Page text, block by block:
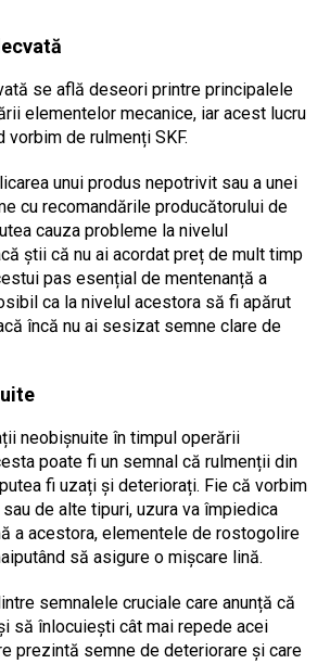
se află deseori printre principalele
elementelor mecanice, iar acest lucru
de rulmenți SKF.
unui produs nepotrivit sau a unei
cu recomandările producătorului de
cauza probleme la nivelul
știi că nu ai acordat preț de mult timp
pas esențial de mentenanță a
ca la nivelul acestora să fi apărut
încă nu ai sesizat semne clare de
neobișnuite în timpul operării
poate fi un semnal că rulmenții din
fi uzați și deteriorați. Fie că vorbim
sau de alte tipuri, uzura va împiedica
a acestora, elementele de rostogolire
să asigure o mișcare lină.
semnalele cruciale care anunță că
să înlocuiești cât mai repede acei
prezintă semne de deteriorare și care